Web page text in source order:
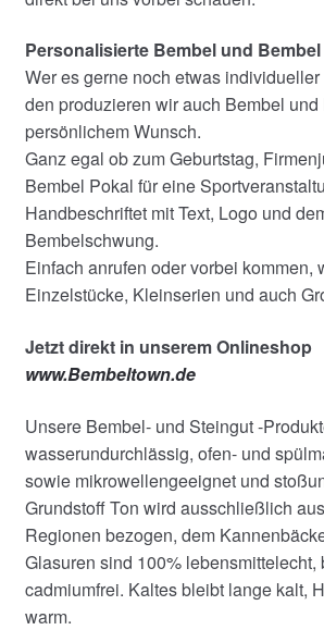
Personalisierte Bembel und
Wer es gerne noch etwas
den produzieren wir auch Bembel
persönlichem Wunsch.
Ganz egal ob zum Geburtstag,
Bembel Pokal für eine
Handbeschriftet mit Text, Logo und
Bembelschwung.
Einfach anrufen oder vorbei kommen,
Einzelstücke, Kleinserien und auch
Jetzt direkt in unserem Onlineshop
www.Bembeltown.de
Unsere Bembel- und Steingut -
wasserundurchlässig, ofen- und
sowie mikrowellengeeignet und
Grundstoff Ton wird ausschließlich
Regionen bezogen, dem
Glasuren sind 100% lebensmittelecht,
cadmiumfrei. Kaltes bleibt lange kalt,
warm.